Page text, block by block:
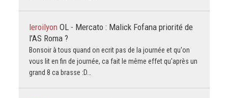
leroilyon OL - Mercato : Malick Fofana priorité de
l’AS Roma ?
Bonsoir à tous quand on ecrit pas de la journée et qu'on
vous lit en fin de journée, ca fait le même effet qu'après un
grand 8 ca brasse :D…